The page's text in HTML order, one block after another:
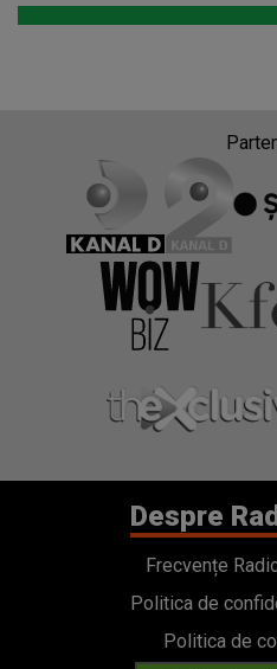
Despre
Frecvențe
Politica de
Politica de